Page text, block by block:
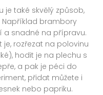
je také skvělý způsob,
Například brambory
a snadné na přípravu.
rozřezat na polovinu
hodit je na plechu s
a pak je péci do
přidat můžete i
nebo papriku.